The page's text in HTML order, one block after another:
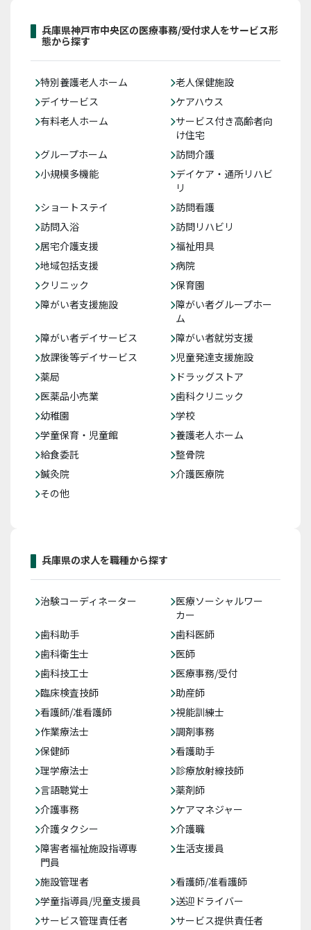
兵庫県神戸市中央区の医療事務/受付求人をサービス形
態から探す
特別養護老人ホーム
老人保健施設
デイサービス
ケアハウス
有料老人ホーム
サービス付き高齢者向
け住宅
グループホーム
訪問介護
小規模多機能
デイケア・通所リハビ
リ
ショートステイ
訪問看護
訪問入浴
訪問リハビリ
居宅介護支援
福祉用具
地域包括支援
病院
クリニック
保育園
障がい者支援施設
障がい者グループホー
ム
障がい者デイサービス
障がい者就労支援
放課後等デイサービス
児童発達支援施設
薬局
ドラッグストア
医薬品小売業
歯科クリニック
幼稚園
学校
学童保育・児童館
養護老人ホーム
給食委託
整骨院
鍼灸院
介護医療院
その他
兵庫県の求人を職種から探す
治験コーディネーター
医療ソーシャルワー
カー
歯科助手
歯科医師
歯科衛生士
医師
歯科技工士
医療事務/受付
臨床検査技師
助産師
看護師/准看護師
視能訓練士
作業療法士
調剤事務
保健師
看護助手
理学療法士
診療放射線技師
言語聴覚士
薬剤師
介護事務
ケアマネジャー
介護タクシー
介護職
障害者福祉施設指導専
門員
生活支援員
施設管理者
看護師/准看護師
学童指導員/児童支援員
送迎ドライバー
サービス管理責任者
サービス提供責任者